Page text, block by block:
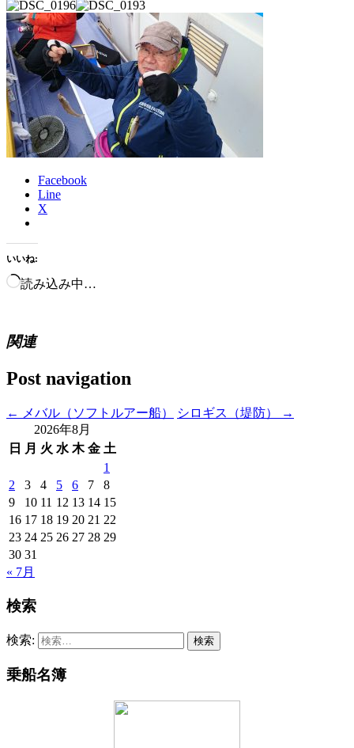
Facebook
Line
X
いいね:
読み込み中…
関連
Post navigation
← メバル（ソフトルアー船） シロギス（堤防）
→
2026年8月
日
月 火 水 木 金 土
1
2
3 4 5 6 7
8
9
10 11 12 13 14 15
16 17 18 19 20 21 22
23 24 25 26 27 28 29
30 31
« 7月
検索
検索:
乗船名簿